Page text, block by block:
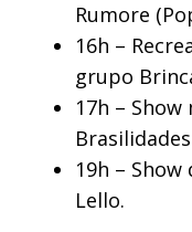
Rumore
16h –
grupo
17h –
19h –
Lello.